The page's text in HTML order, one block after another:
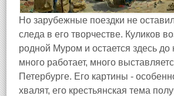
Но зарубежные поездки не
следа в его творчестве. Куликов
родной Муром и остается здесь
много работает, много
Петербурге. Его картины -
хвалят, его крестьянская тема